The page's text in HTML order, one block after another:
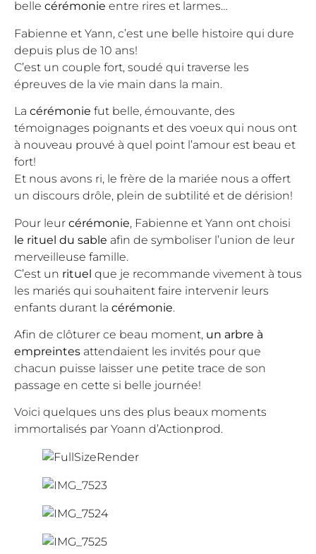
belle cérémonie entre rires et larmes…
Fabienne et Yann, c’est une belle histoire qui dure
depuis plus de 10 ans!
C’est un couple fort, soudé qui traverse les
épreuves de la vie main dans la main.
La cérémonie fut belle, émouvante, des
témoignages poignants et des voeux qui nous ont
à nouveau prouvé à quel point l’amour est beau et
fort!
Et nous avons ri, le frère de la mariée nous a offert
un discours drôle, plein de subtilité et de dérision!
Pour leur cérémonie, Fabienne et Yann ont choisi
le rituel du sable afin de symboliser l’union de leur
merveilleuse famille.
C’est un rituel que je recommande vivement à tous
les mariés qui souhaitent faire intervenir leurs
enfants durant la cérémonie.
Afin de clôturer ce beau moment, un arbre à
empreintes attendaient les invités pour que
chacun puisse laisser une petite trace de son
passage en cette si belle journée!
Voici quelques uns des plus beaux moments
immortalisés par Yoann d’Actionprod.